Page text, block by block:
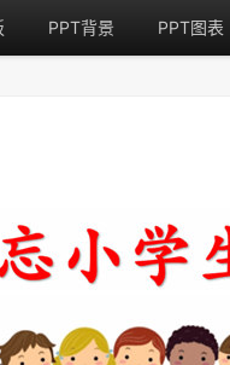
PPT背景 PPT图表